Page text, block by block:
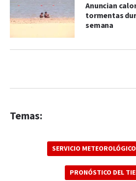
Anuncian
tormentas
semana
Temas:
SERVICIO
PRONÓSTICO DEL